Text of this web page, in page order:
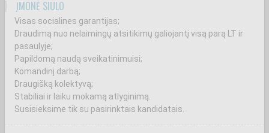
ĮMONĖ SIŪLO
Visas socialines garantijas;
Draudimą nuo nelaimingų atsitikimų galiojantį visą parą LT ir
pasaulyje;
Papildomą naudą sveikatinimuisi;
Komandinį darbą;
Draugišką kolektyvą;
Stabiliai ir laiku mokamą atlyginimą.
Susisieksime tik su pasirinktais kandidatais.